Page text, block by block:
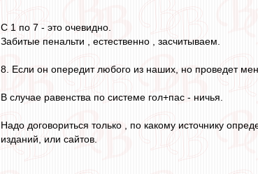
С 1 по 7 - это очевидно.
Забитые пенальти , естественно , засчитываем.
8. Если он опередит любого из наших, но проведет
В случае равенства по системе гол+пас - ничья.
Надо договориться только , по какому источнику
изданий, или сайтов.